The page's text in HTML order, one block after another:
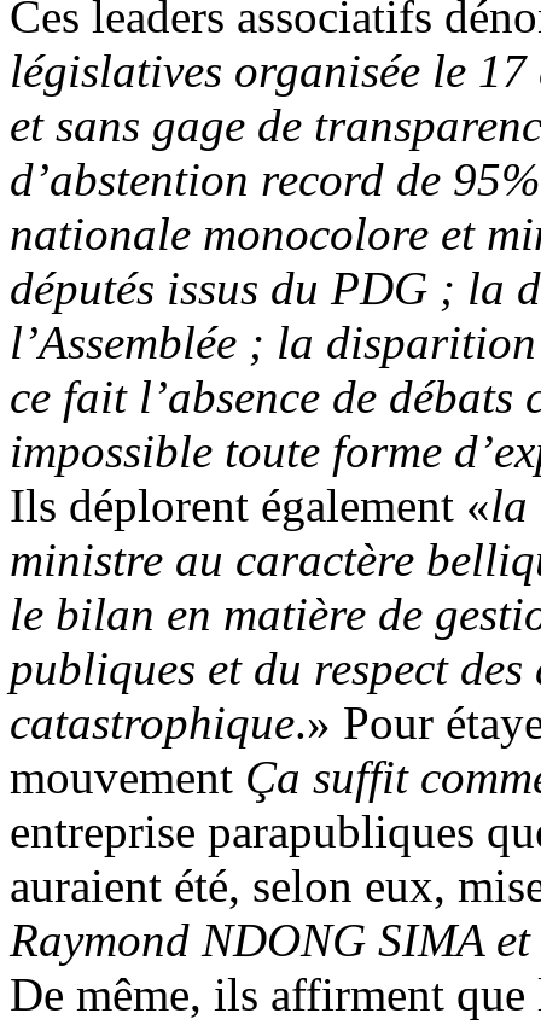
Ces leaders associatifs
législatives organisée le
et sans gage de
d’abstention record de
nationale monocolore et
députés issus du PDG ; la
l’Assemblée ; la
ce fait l’absence de
impossible toute forme
Ils déplorent également «la
ministre au caractère
le bilan en matière de
publiques et du respect
catastrophique.» Pour
mouvement Ça suffit
entreprise parapubliques
auraient été, selon eux,
Raymond NDONG SIMA
De même, ils affirment que